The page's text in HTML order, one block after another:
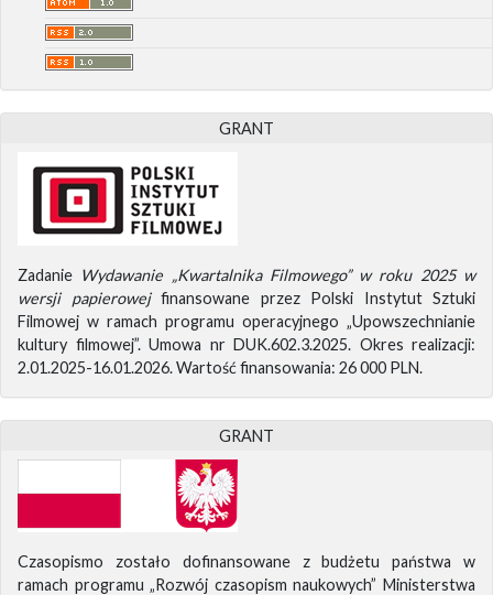
GRANT
Zadanie Wydawanie „Kwartalnika Filmowego” w roku 2025 w
wersji papierowejfinansowane przez Polski Instytut Sztuki
Filmowej w ramach programu operacyjnego „Upowszechnianie
kultury filmowej”. Umowa nr DUK.602.3.2025. Okres realizacji:
2.01.2025-16.01.2026. Wartość finansowania: 26 000 PLN.
GRANT
Czasopismo zostało dofinansowane z budżetu państwa w
ramach programu „Rozwój czasopism naukowych” Ministerstwa